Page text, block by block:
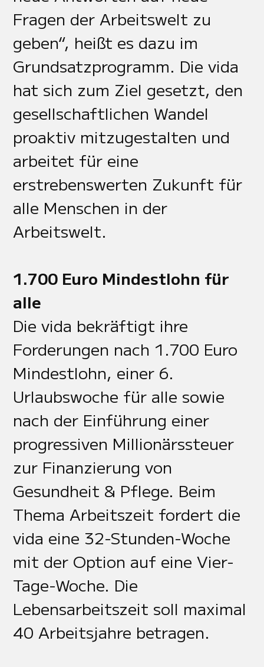
Fragen der Arbeitswelt zu
geben“, heißt es dazu im
Grundsatzprogramm. Die vida
hat sich zum Ziel gesetzt, den
gesellschaftlichen Wandel
proaktiv mitzugestalten und
arbeitet für eine
erstrebenswerten Zukunft für
alle Menschen in der
Arbeitswelt.
1.700 Euro Mindestlohn für
alle
Die vida bekräftigt ihre
Forderungen nach 1.700 Euro
Mindestlohn, einer 6.
Urlaubswoche für alle sowie
nach der Einführung einer
progressiven Millionärssteuer
zur Finanzierung von
Gesundheit & Pflege. Beim
Thema Arbeitszeit fordert die
vida eine 32-Stunden-Woche
mit der Option auf eine Vier-
Tage-Woche. Die
Lebensarbeitszeit soll maximal
40 Arbeitsjahre betragen.